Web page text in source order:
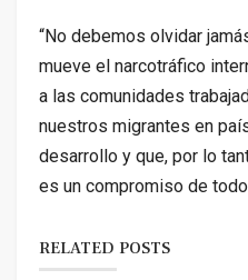
“No debemos olvidar
mueve el narcotráfico
a las comunidades
nuestros migrantes en
desarrollo y que, por lo
es un compromiso de
RELATED POSTS